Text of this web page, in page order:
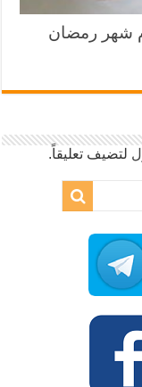
شهر رمضان
لتضيف تعليقاً.